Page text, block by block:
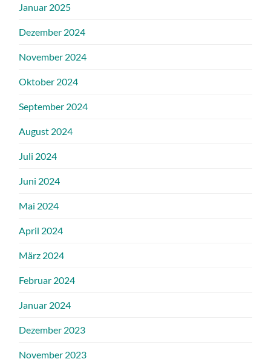
Januar 2025
Dezember 2024
November 2024
Oktober 2024
September 2024
August 2024
Juli 2024
Juni 2024
Mai 2024
April 2024
März 2024
Februar 2024
Januar 2024
Dezember 2023
November 2023